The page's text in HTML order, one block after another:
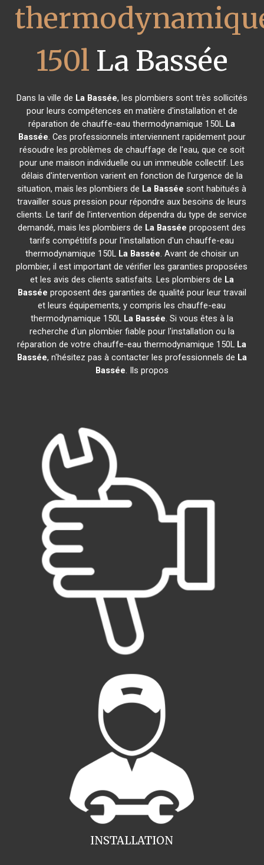
150l La Bassée
Dans la ville de La Bassée, les plombiers sont très sollicités
pour leurs compétences en matière d'installation et de
réparation de chauffe-eau thermodynamique 150L La
Bassée. Ces professionnels interviennent rapidement pour
résoudre les problèmes de chauffage de l'eau, que ce soit
pour une maison individuelle ou un immeuble collectif. Les
délais d'intervention varient en fonction de l'urgence de la
situation, mais les plombiers de La Bassée sont habitués à
travailler sous pression pour répondre aux besoins de leurs
clients. Le tarif de l'intervention dépendra du type de service
demandé, mais les plombiers de La Bassée proposent des
tarifs compétitifs pour l'installation d'un chauffe-eau
thermodynamique 150L La Bassée. Avant de choisir un
plombier, il est important de vérifier les garanties proposées
et les avis des clients satisfaits. Les plombiers de La
Bassée proposent des garanties de qualité pour leur travail
et leurs équipements, y compris les chauffe-eau
thermodynamique 150L La Bassée. Si vous êtes à la
recherche d'un plombier fiable pour l'installation ou la
réparation de votre chauffe-eau thermodynamique 150L La
Bassée, n'hésitez pas à contacter les professionnels de La
Bassée. Ils propos
INSTALLATION